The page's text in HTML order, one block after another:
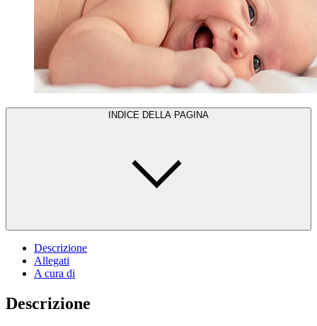
INDICE DELLA PAGINA
Descrizione
Allegati
A cura di
Descrizione